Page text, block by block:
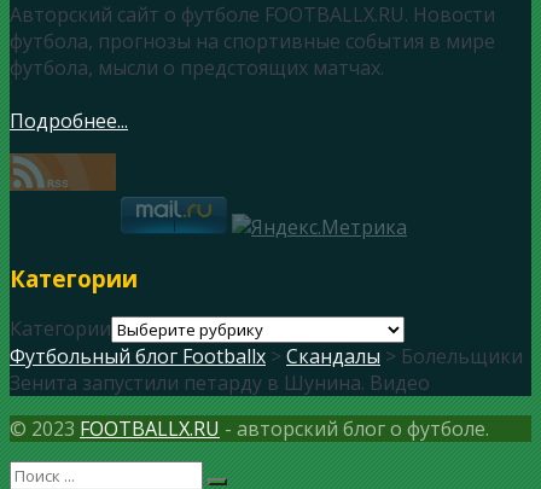
Авторский сайт о футболе FOOTBALLX.RU. Новости
футбола, прогнозы на спортивные события в мире
футбола, мысли о предстоящих матчах.
Подробнее...
Категории
Категории
Футбольный блог Footballx > Скандалы > Болельщики
Зенита запустили петарду в Шунина. Видео
© 2023 FOOTBALLX.RU - авторский блог о футболе.